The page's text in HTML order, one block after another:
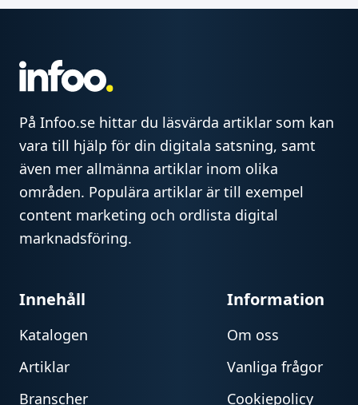
På Infoo.se hittar du läsvärda artiklar som kan
vara till hjälp för din digitala satsning, samt
även mer allmänna artiklar inom olika
områden. Populära artiklar är till exempel
content marketing och ordlista digital
marknadsföring.
Innehåll
Katalogen
Artiklar
Branscher
Information
Om oss
Vanliga frågor
Cookiepolicy